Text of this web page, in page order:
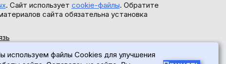
. Сайт использует cookie-файлы. Обратите
сайта обязательна установка
используем файлы Cookies для улучшения